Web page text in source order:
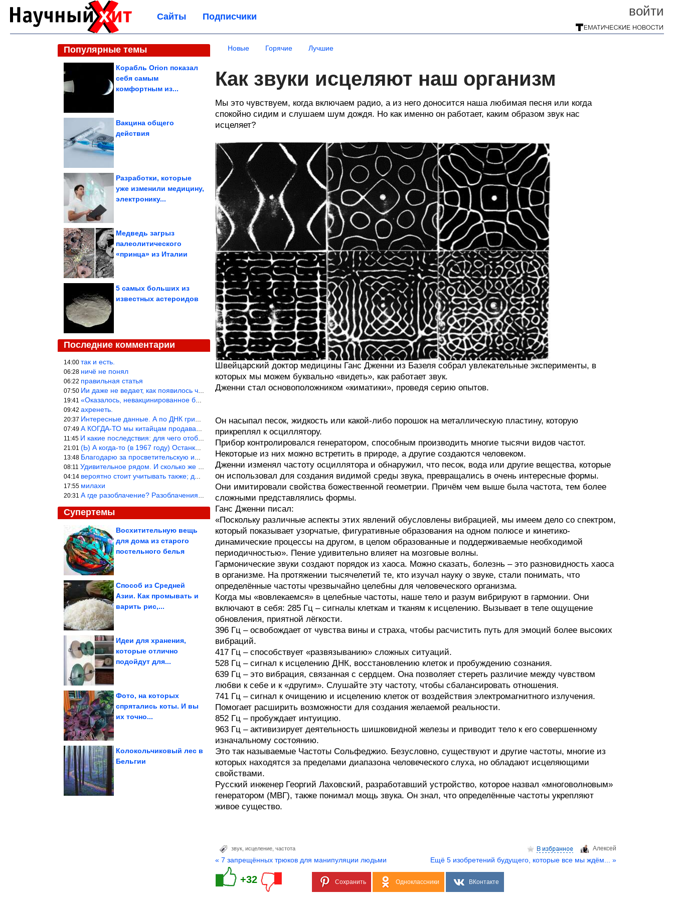
войти
Сайты Подписчики
Популярные темы
Корабль Orion показал
себя самым
комфортным из...
Вакцина общего
действия
Разработки, которые
уже изменили медицину,
электронику...
Медведь загрыз
палеолитического
«принца» из Италии
5 самых больших из
известных астероидов
Последние комментарии
14:00 так и есть.
06:28 ничё не понял
06:22 правильная статья
07:50 Ии даже не ведает, как появилось человечество и для чего оно сущ
19:41 «Оказалось, невакцинированное большинство умирает существенно ча
09:42 ахренеть.
20:37 Интересные данные. А по ДНК грибов, бактерий имеются сведения из
07:49 А КОГДА-ТО мы китайцам продавали фуфайки.
11:45 И какие последствия: для чего отобрали? или просто похвастались.
21:01 (Ь) А когда-то (в 1967 году) Останкинская телебашня была самым в
13:48 Благодарю за просветительскую информацию.
08:11 Удивительное рядом. И сколько же ещё открытий готовит Просвещень
04:14 вероятно стоит учитывать также; длительность сна сгущает кровото
17:55 милахи
20:31 А где разоблачение? Разоблачения нет — значит придётся принять к
Супертемы
Одно решение стоило
Восхитительную вещь
для дома из старого
постельного белья
Как и с чем носить
Способ из Средней
Азии. Как промывать и
варить рис,...
Идеи для хранения,
которые отлично
подойдут для...
На Урале арестовали
Фото, на которых
спрятались коты. И вы
их точно...
Главные традиции
Колокольчиковый лес в
Бельгии
Новые Горячие Лучшие
Как звуки исцеляют наш организм
Мы это чувствуем, когда включаем радио, а из него доносится наша любимая песня или когда
спокойно сидим и слушаем шум дождя. Но как именно он работает, каким образом звук нас
исцеляет?
Швейцарский доктор медицины Ганс Дженни из Базеля собрал увлекательные эксперименты, в
которых мы можем буквально «видеть», как работает звук.
Дженни стал основоположником «киматики», проведя серию опытов.
Он насыпал песок, жидкость или какой-либо порошок на металлическую пластину, которую
прикреплял к осциллятору.
Прибор контролировался генератором, способным производить многие тысячи видов частот.
Некоторые из них можно встретить в природе, а другие создаются человеком.
Дженни изменял частоту осциллятора и обнаружил, что песок, вода или другие вещества, которые
он использовал для создания видимой среды звука, превращались в очень интересные формы.
Они имитировали свойства божественной геометрии. Причём чем выше была частота, тем более
сложными представлялись формы.
Ганс Дженни писал:
«Поскольку различные аспекты этих явлений обусловлены вибрацией, мы имеем дело со спектром,
который показывает узорчатые, фигуративные образования на одном полюсе и кинетико-
динамические процессы на другом, в целом образованные и поддерживаемые необходимой
периодичностью». Пение удивительно влияет на мозговые волны.
Гармонические звуки создают порядок из хаоса. Можно сказать, болезнь – это разновидность хаоса
в организме. На протяжении тысячелетий те, кто изучал науку о звуке, стали понимать, что
определённые частоты чрезвычайно целебны для человеческого организма.
Когда мы «вовлекаемся» в целебные частоты, наше тело и разум вибрируют в гармонии. Они
включают в себя: 285 Гц – сигналы клеткам и тканям к исцелению. Вызывает в теле ощущение
обновления, приятной лёгкости.
396 Гц – освобождает от чувства вины и страха, чтобы расчистить путь для эмоций более высоких
вибраций.
417 Гц – способствует «развязыванию» сложных ситуаций.
528 Гц – сигнал к исцелению ДНК, восстановлению клеток и пробуждению сознания.
639 Гц – это вибрация, связанная с сердцем. Она позволяет стереть различие между чувством
любви к себе и к «другим». Слушайте эту частоту, чтобы сбалансировать отношения.
741 Гц – сигнал к очищению и исцелению клеток от воздействия электромагнитного излучения.
Помогает расширить возможности для создания желаемой реальности.
852 Гц – пробуждает интуицию.
963 Гц – активизирует деятельность шишковидной железы и приводит тело к его совершенному
изначальному состоянию.
Это так называемые Частоты Сольфеджио. Безусловно, существуют и другие частоты, многие из
которых находятся за пределами диапазона человеческого слуха, но обладают исцеляющими
свойствами.
Русский инженер Георгий Лаховский, разработавший устройство, которое назвал «многоволновым»
генератором (МВГ), также понимал мощь звука. Он знал, что определённые частоты укрепляют
живое существо.
Aлексей
звук исцеление частота
« 7 запрещённых трюков для манипуляции людьми Ещё 5 изобретений будущего, которые все мы ждём... »
+32 Сохранить Одноклассники ВКонтакте